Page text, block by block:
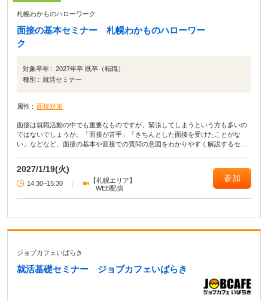
札幌わかものハローワーク
面接の基本セミナー 札幌わかものハローワー
ク
対象卒年 : 2027年卒 既卒（転職）
種別 : 就活セミナー
属性 : 面接対策
面接は就職活動の中でも重要なものですが、緊張してしまうという方も多いの
ではないでしょうか。「面接が苦手」「きちんとした面接を受けたことがな
い」などなど、面接の基本や面接での質問の意図をわかりやすく解説するセミ
2027/1/19(火)
14:30~15:30
【札幌エリア】
WEB配信
参加
ジョブカフェいばらき
就活基礎セミナー ジョブカフェいばらき